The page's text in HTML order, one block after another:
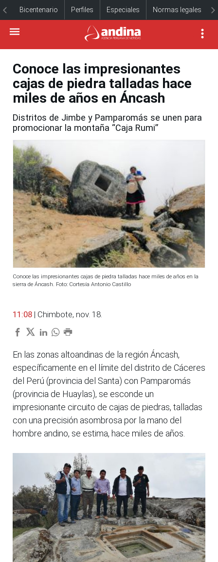
Bicentenario Perfiles Especiales Normas legales
Conoce las impresionantes
cajas de piedra talladas hace
miles de años en Áncash
Distritos de Jimbe y Pamparomás se unen para
promocionar la montaña “Caja Rumi”
Conoce las impresionantes cajas de piedra talladas hace miles de años en la
sierra de Áncash. Foto: Cortesía Antonio Castillo
11:08 | Chimbote, nov. 18.
En las zonas altoandinas de la región Áncash,
específicamente en el límite del distrito de Cáceres
del Perú (provincia del Santa) con Pamparomás
(provincia de Huaylas), se esconde un
impresionante circuito de cajas de piedras, talladas
con una precisión asombrosa por la mano del
hombre andino, se estima, hace miles de años.